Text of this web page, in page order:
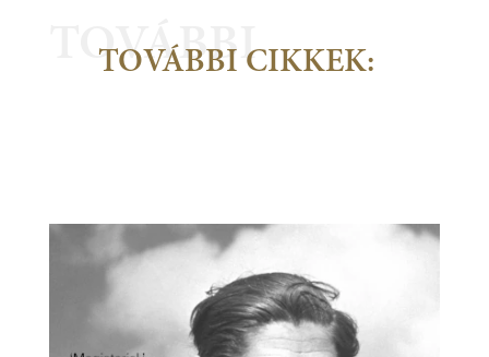
TOVÁBBI
TOVÁBBI CIKKEK: